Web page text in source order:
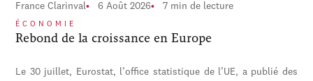
France Clarinval 6 Août 2026 7 min de lecture
ÉCONOMIE
Rebond de la croissance en Europe
Le 30 juillet, Eurostat, l’office statistique de l’UE, a publié des